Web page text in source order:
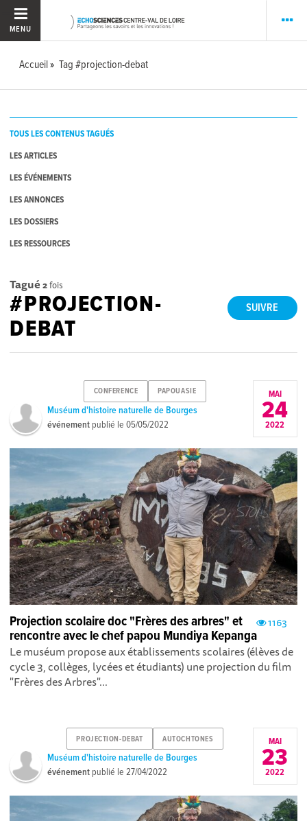
MENU
Accueil Tag #projection-debat
TOUS LES CONTENUS TAGUÉS
LES ARTICLES
LES ÉVÉNEMENTS
LES ANNONCES
LES DOSSIERS
LES RESSOURCES
Tagué 2fois
SUIVRE
#PROJECTION-
DEBAT
CONFERENCE PAPOUASIE
Muséum d'histoire naturelle de Bourges
événement publié le05/05/2022
MAI
24
2022
1163
Projection scolaire doc "Frères des arbres" et
rencontre avec le chef papou Mundiya Kepanga
Le muséum propose aux établissements scolaires (élèves de
cycle 3, collèges, lycées et étudiants) une projection du film
"Frères des Arbres"...
PROJECTION-DEBAT AUTOCHTONES
Muséum d'histoire naturelle de Bourges
événement publié le27/04/2022
MAI
23
2022